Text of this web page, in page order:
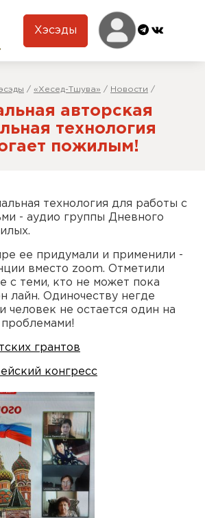
Хэсэды
/ «Хесед-Тшува» / Новости /
авторская
технология
пожилым!
технология для работы с
- аудио группы Дневного
ее придумали и применили -
вместо zoom. Отметили
с теми, кто не может пока
лайн. Одиночеству негде
человек не остается один на
грантов
конгресс